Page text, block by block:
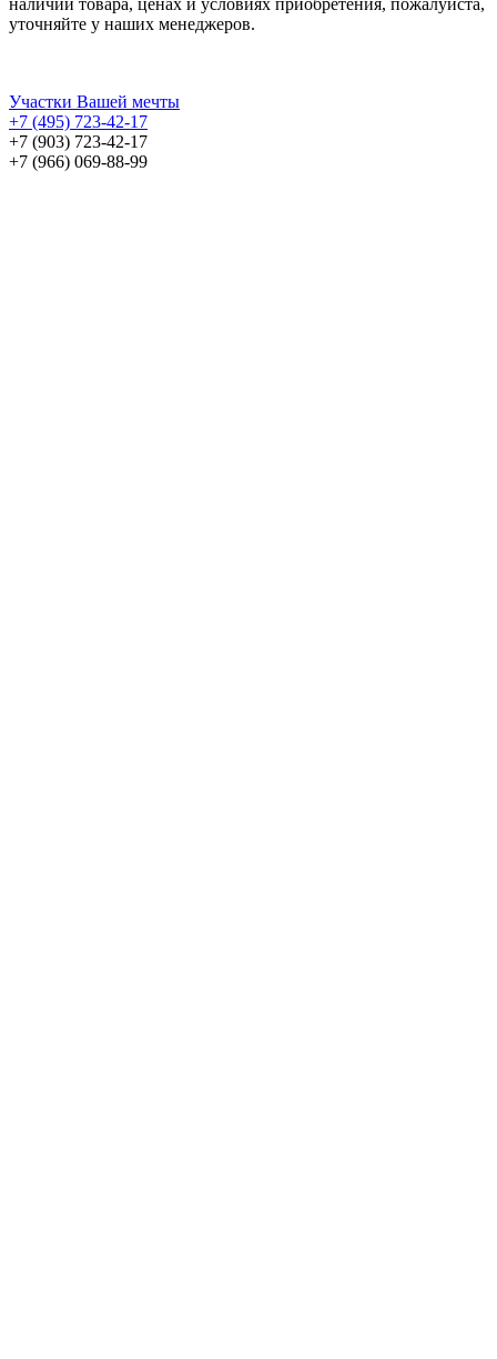
наличии товара, ценах и условиях приобретения, пожалуйста,
уточняйте у наших менеджеров.
Участки Вашей мечты
+7 (495) 723-42-17
+7 (903) 723-42-17
+7 (966) 069-88-99